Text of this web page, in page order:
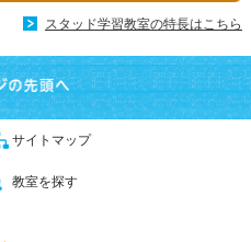
スタッド学習教室の特長はこちら
サイトマップ
教室を探す